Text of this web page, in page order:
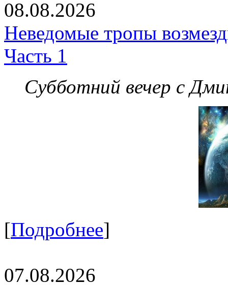
08.08.2026
Неведомые тропы
Часть 1
Субботний вечер с
[Подробнее]
07.08.2026